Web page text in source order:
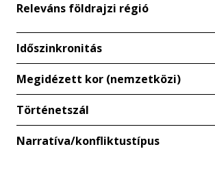
Releváns földrajzi régió
Időszinkronitás
Megidézett kor (nemzetközi)
Történetszál
Narratíva/konfliktustípus